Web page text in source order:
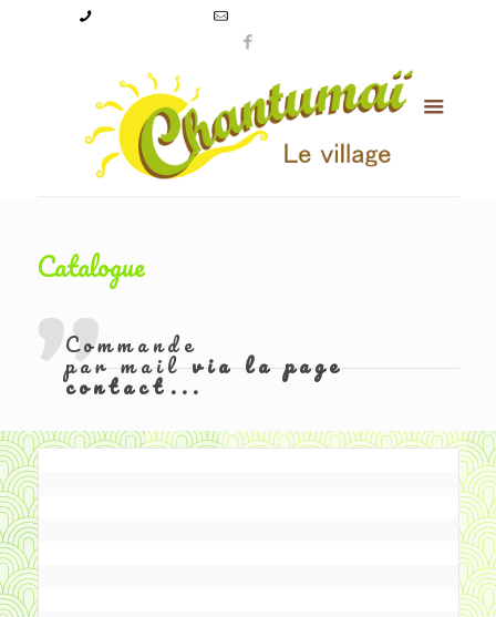
Catalogue
Commande
par mailvia la page
contact...